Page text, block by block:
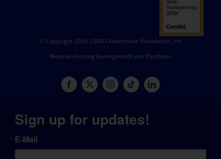
© Copyright 2026 LGMD Awareness Foundation, Inc
Website-Hosting bereitgestellt von Pantheon
Sign up for updates!
E-Mail